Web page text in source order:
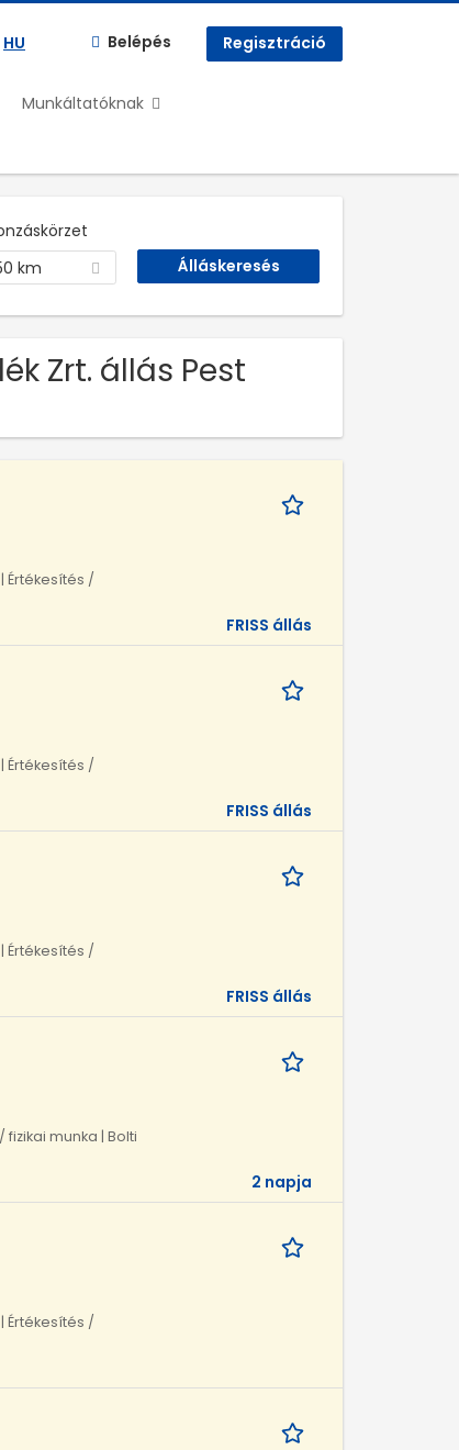
HU Belépés Regisztráció
Munkáltatóknak
km
Zrt. állás Pest
Értékesítés /
FRISS állás
Értékesítés /
FRISS állás
Értékesítés /
FRISS állás
munka | Bolti
2 napja
Értékesítés /